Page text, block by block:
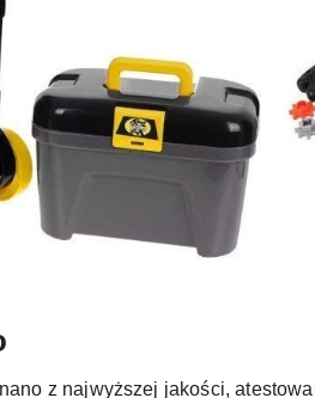
z najwyższej jakości,